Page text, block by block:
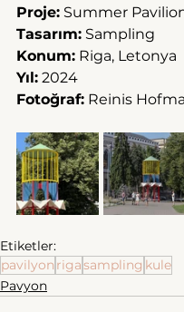
Proje: Summer
Tasarım: Sampling
Konum: Riga, Letonya
Yıl: 2024
Fotoğraf: Reinis
Etiketler:
pavilyon rigasampling kule
Pavyon